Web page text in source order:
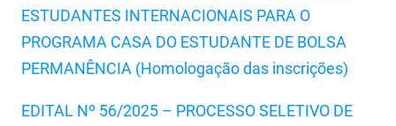
LIFESAESTUDANTES INTERNACIONAIS PARA O
PROGRAMA CASA DO ESTUDANTE DE BOLSA
PERMANÊNCIA (Homologação das inscrições)
EDITAL Nº 56/2025 – PROCESSO SELETIVO DE